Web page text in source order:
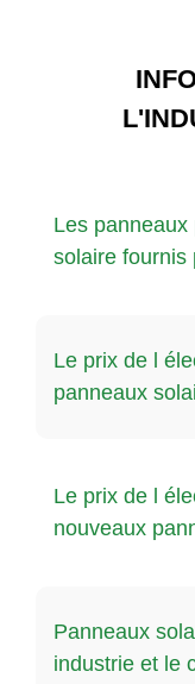
Les
solaire fournis
Le prix de l
panneaux
Le prix de l
nouveaux
Panneaux
industrie et le